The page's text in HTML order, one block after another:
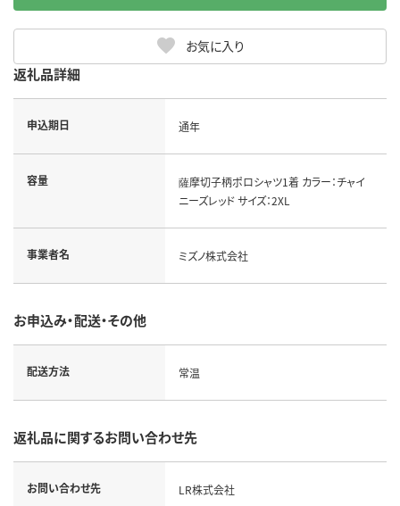
お気に入り
返礼品詳細
申込期日 通年
容量
薩摩切子柄ポロシャツ1着 カラー：チャイ
ニーズレッド サイズ：2XL
事業者名 ミズノ株式会社
お申込み・配送・その他
配送方法 常温
返礼品に関するお問い合わせ先
お問い合わせ先 LR株式会社